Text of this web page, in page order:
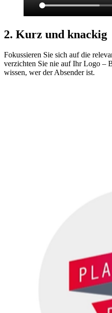
2. Kurz und knackig
Fokussieren Sie sich auf die
verzichten Sie nie auf Ihr Logo –
wissen, wer der Absender ist.